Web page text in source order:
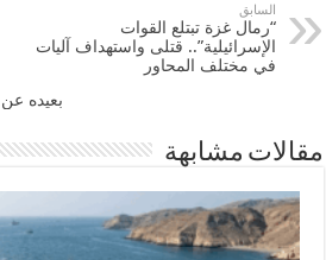
السابق
“رمال غزة تبتلع القوات
الإسرائيلية”.. قتلى واستهداف آليات
في مختلف المحاور
بعيده
مقالات مشابهة